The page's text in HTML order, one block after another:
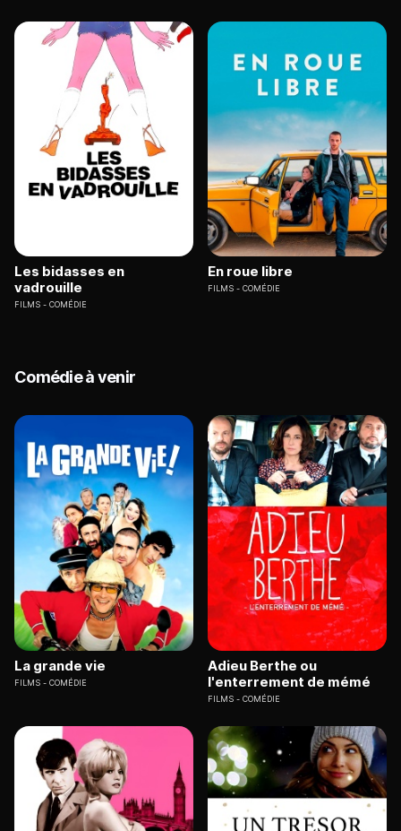
Les bidasses en
vadrouille
FILMS COMÉDIE
En roue libre
FILMS COMÉDIE
Comédie à venir
La grande vie
FILMS COMÉDIE
Adieu Berthe ou
l'enterrement de mémé
FILMS COMÉDIE